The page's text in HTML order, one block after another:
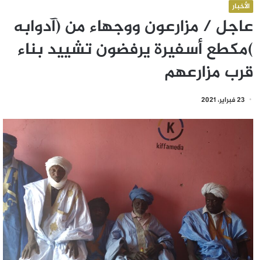
الأخبار
عاجل / مزارعون ووجهاء من (آدوابه
)مكطع أسفيرة يرفضون تشييد بناء
قرب مزارعهم
23 فبراير، 2021